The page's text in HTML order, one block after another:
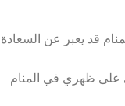
قد يعبر عن السعادة
على ظهري في المنام